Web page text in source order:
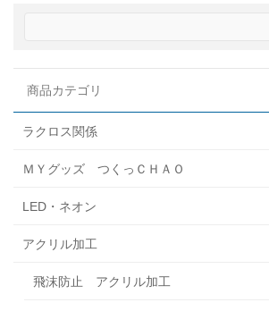
商品カテゴリ
ラクロス関係
ＭＹグッズ つくっＣＨＡＯ
LED・ネオン
アクリル加工
飛沫防止 アクリル加工